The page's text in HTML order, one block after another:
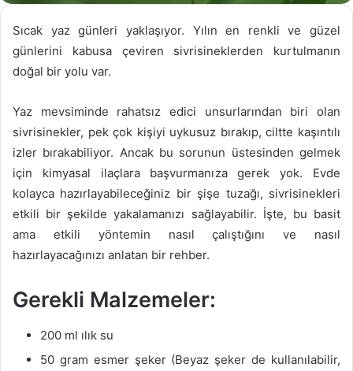
Sıcak yaz günleri yaklaşıyor. Yılın en renkli ve güzel
günlerini kabusa çeviren sivrisineklerden kurtulmanın
doğal bir yolu var.
Yaz mevsiminde rahatsız edici unsurlarından biri olan
sivrisinekler, pek çok kişiyi uykusuz bırakıp, ciltte kaşıntılı
izler bırakabiliyor. Ancak bu sorunun üstesinden gelmek
için kimyasal ilaçlara başvurmanıza gerek yok. Evde
kolayca hazırlayabileceğiniz bir şişe tuzağı, sivrisinekleri
etkili bir şekilde yakalamanızı sağlayabilir. İşte, bu basit
ama etkili yöntemin nasıl çalıştığını ve nasıl
hazırlayacağınızı anlatan bir rehber.
Gerekli Malzemeler:
200 ml ılık su
50 gram esmer şeker (Beyaz şeker de kullanılabilir,